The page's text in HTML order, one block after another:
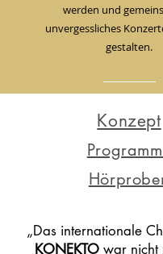
werden und
unvergessliches
gestalten.
Konzept
„Das internationale
KONEKTOwar nicht